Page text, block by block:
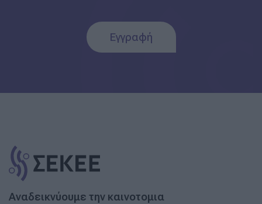
Εγγραφή
Αναδεικνύουμε την καινοτομια